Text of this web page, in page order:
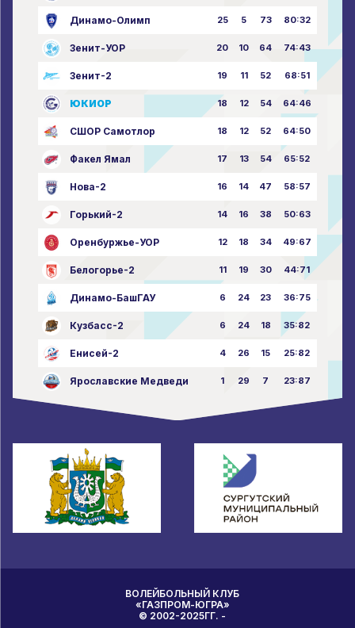
Динамо-Олимп 25 5 73 80:32
Зенит-УОР 20 10 64 74:43
Зенит-2 19 11 52 68:51
ЮКИОР 18 12 54 64:46
СШОР Самотлор 18 12 52 64:50
Факел Ямал 17 13 54 65:52
Нова-2 16 14 47 58:57
Горький-2 14 16 38 50:63
Оренбуржье-УОР 12 18 34 49:67
Белогорье-2 11 19 30 44:71
Динамо-БашГАУ 6 24 23 36:75
Кузбасс-2 6 24 18 35:82
Енисей-2 4 26 15 25:82
Ярославские Медведи 1 29 7 23:87
ВОЛЕЙБОЛЬНЫЙ КЛУБ
«ГАЗПРОМ-ЮГРА»
© 2002-2025ГГ. -